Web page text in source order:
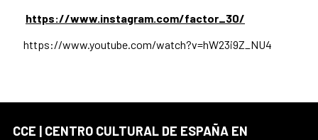
https://www.instagram.com/factor_30/
https://www.youtube.com/watch?v=hW23i9Z_NU4
CCE | CENTRO CULTURAL DE ESPAÑA EN